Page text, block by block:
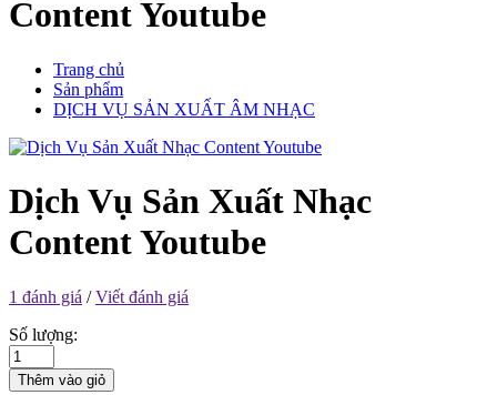
Content Youtube
Trang chủ
Sản phẩm
DỊCH VỤ SẢN XUẤT ÂM NHẠC
Dịch Vụ Sản Xuất Nhạc
Content Youtube
1 đánh giá /Viết đánh giá
Số lượng:
Thêm vào giỏ